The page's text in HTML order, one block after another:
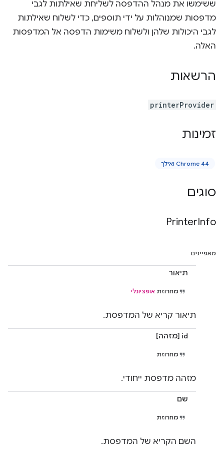
ששימשו את מנהל ההדפסה לשליחת שאילתות לגבי
מדפסות שמנוהלות על ידי תוספים, כדי לשלוח שאילתות
לגבי היכולות שלהן ולשלוח משימות הדפסה אל המדפסות
האלה.
הרשאות
printerProvider
זמינות
Chrome 44 ואילך
סוגים
PrinterInfo
מאפיינים
תיאור
מחרוזת אופציונלי
תיאור קריא של המדפסת.
id [מזהה]
מחרוזת
מזהה מדפסת ייחודי.
שם
מחרוזת
השם הקריא של המדפסת.